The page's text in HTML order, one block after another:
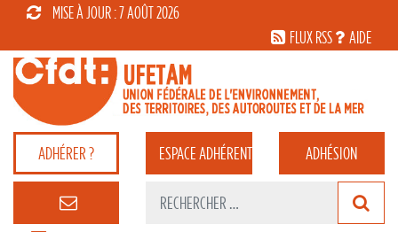
MISE À JOUR : 7 AOÛT 2026
FLUX RSS
AIDE
ADHÉRER ? ESPACEADHÉRENT ADHÉSION